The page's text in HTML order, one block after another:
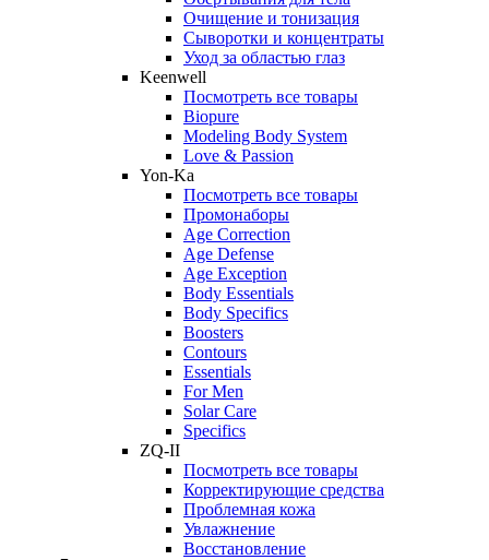
Очищение и тонизация
Сыворотки и концентраты
Уход за областью глаз
Keenwell
Посмотреть все товары
Biopure
Modeling Body System
Love & Passion
Yon-Ka
Посмотреть все товары
Промонаборы
Age Correction
Age Defense
Age Exception
Body Essentials
Body Specifics
Boosters
Contours
Essentials
For Men
Solar Care
Specifics
ZQ-II
Посмотреть все товары
Корректирующие средства
Проблемная кожа
Увлажнение
Восстановление